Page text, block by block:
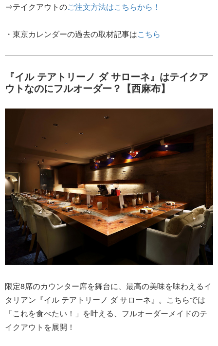
⇒テイクアウトのご注文方法はこちらから！
・東京カレンダーの過去の取材記事はこちら
『イル テアトリーノ ダ サローネ』はテイクア
ウトなのにフルオーダー？【西麻布】
限定8席のカウンター席を舞台に、最高の美味を味わえるイ
タリアン『イル テアトリーノ ダ サローネ』。こちらでは
「これを食べたい！」を叶える、フルオーダーメイドのテ
イクアウトを展開！